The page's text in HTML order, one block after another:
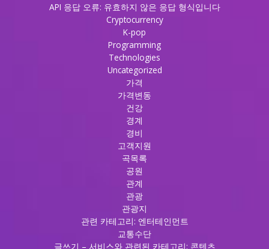
API 응답 오류: 유효하지 않은 응답 형식입니다
Cryptocurrency
K-pop
Programming
Technologies
Uncategorized
가격
가격변동
건강
경계
경비
고객지원
곡목록
공원
관계
관광
관광지
관련 카테고리: 엔터테인먼트
교통수단
글쓰기 – 서비스와 관련된 카테고리: 콘텐츠